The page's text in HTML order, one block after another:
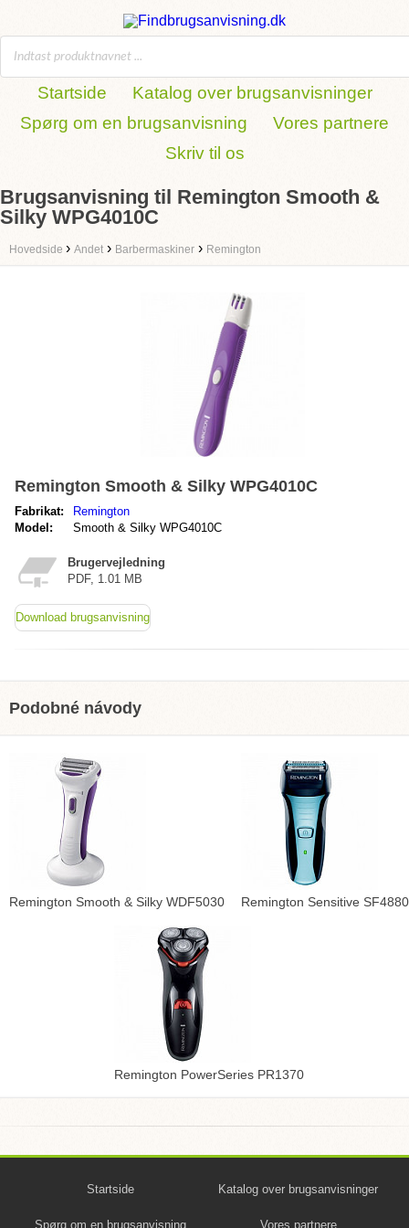
Startside
Katalog over brugsanvisninger
Spørg om en brugsanvisning
Vores partnere
Skriv til os
Brugsanvisning til Remington Smooth &
Silky WPG4010C
Hovedside › Andet › Barbermaskiner › Remington
Remington Smooth & Silky WPG4010C
Fabrikat:
Remington
Model:
Smooth & Silky WPG4010C
Brugervejledning
PDF, 1.01 MB
Download brugsanvisning
Podobné návody
Remington Smooth & Silky WDF5030 Remington Sensitive SF4880
Remington PowerSeries PR1370
Startside Katalog over brugsanvisninger
Spørg om en brugsanvisning Vores partnere